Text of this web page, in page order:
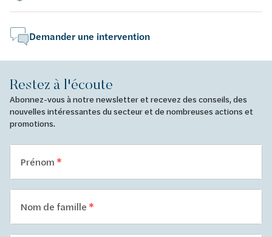
Demander une intervention
Restez à l'écoute
Abonnez-vous à notre newsletter et recevez des conseils, des
nouvelles intéressantes du secteur et de nombreuses actions et
promotions.
Prénom
Nom de famille